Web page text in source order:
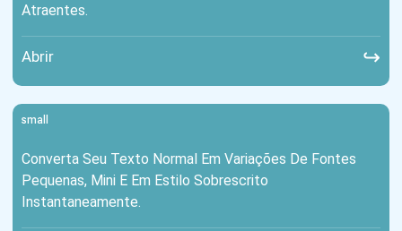
Atraentes.
Abrir ↪
ˢᵐᵃˡˡ
Converta Seu Texto Normal Em Variações De Fontes
Pequenas, Mini E Em Estilo Sobrescrito
Instantaneamente.